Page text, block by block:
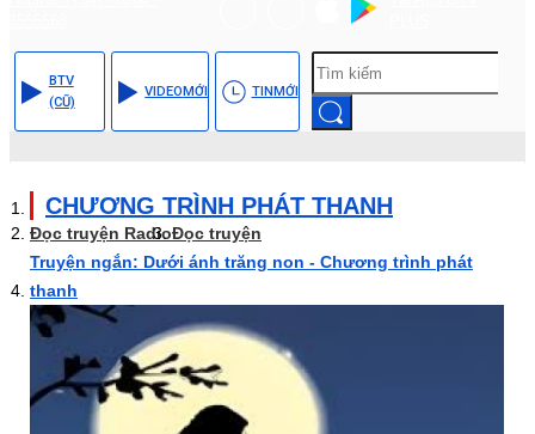
BTV
(CŨ)
VIDEOMỚI TINMỚI
CHƯƠNG TRÌNH PHÁT THANH
Đọc truyện RadioĐọc truyện
Truyện ngắn: Dưới ánh trăng non - Chương trình phát
thanh